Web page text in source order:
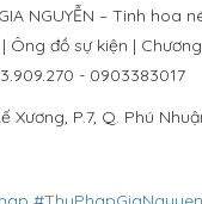
NGUYỄN – Tinh hoa
đồ sự kiện |
- 0903383017
Xương, P.7, Q. Phú